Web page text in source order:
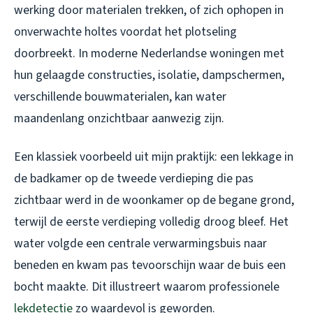
werking door materialen trekken, of zich ophopen in
onverwachte holtes voordat het plotseling
doorbreekt. In moderne Nederlandse woningen met
hun gelaagde constructies, isolatie, dampschermen,
verschillende bouwmaterialen, kan water
maandenlang onzichtbaar aanwezig zijn.
Een klassiek voorbeeld uit mijn praktijk: een lekkage in
de badkamer op de tweede verdieping die pas
zichtbaar werd in de woonkamer op de begane grond,
terwijl de eerste verdieping volledig droog bleef. Het
water volgde een centrale verwarmingsbuis naar
beneden en kwam pas tevoorschijn waar de buis een
bocht maakte. Dit illustreert waarom professionele
lekdetectie zo waardevol is geworden.